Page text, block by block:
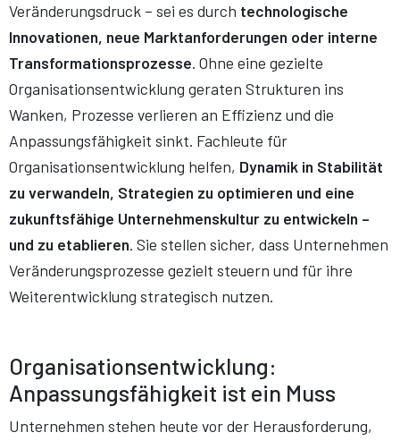
Veränderungsdruck – sei es durch technologische
Innovationen, neue Marktanforderungen oder interne
Transformationsprozesse. Ohne eine gezielte
Organisationsentwicklung geraten Strukturen ins
Wanken, Prozesse verlieren an Effizienz und die
Anpassungsfähigkeit sinkt. Fachleute für
Organisationsentwicklung helfen, Dynamik in Stabilität
zu verwandeln, Strategien zu optimieren und eine
zukunftsfähige Unternehmenskultur zu entwickeln –
und zu etablieren. Sie stellen sicher, dass Unternehmen
Veränderungsprozesse gezielt steuern und für ihre
Weiterentwicklung strategisch nutzen.
Organisationsentwicklung:
Anpassungsfähigkeit ist ein Muss
Unternehmen stehen heute vor der Herausforderung,